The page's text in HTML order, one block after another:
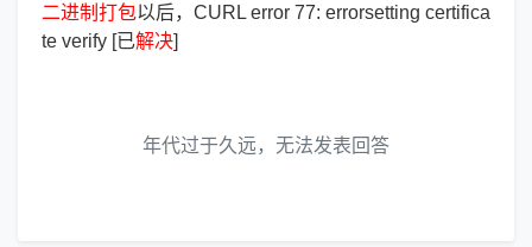
二进制 打包以后，CURL error 77: errorsetting certifica
te verify [已解决]
年代过于久远，无法发表回答